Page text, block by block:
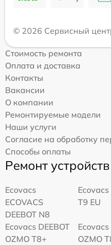
© 2026 Сервисный
Стоимость ремонта
Оплата и доставка
Контакты
Вакансии
О компании
Ремонтируемые модели
Наши услуги
Согласие на обработку
Способы оплаты
Ремонт устройств
Ecovacs
ECOVACS
DEEBOT N8
Ecovacs
T9 EU
Ecovacs DEEBOT
OZMO T8+
Ecovacs
OZMO